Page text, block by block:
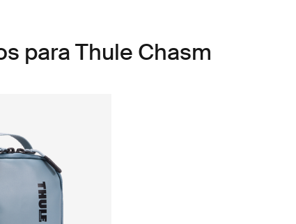
para Thule Chasm